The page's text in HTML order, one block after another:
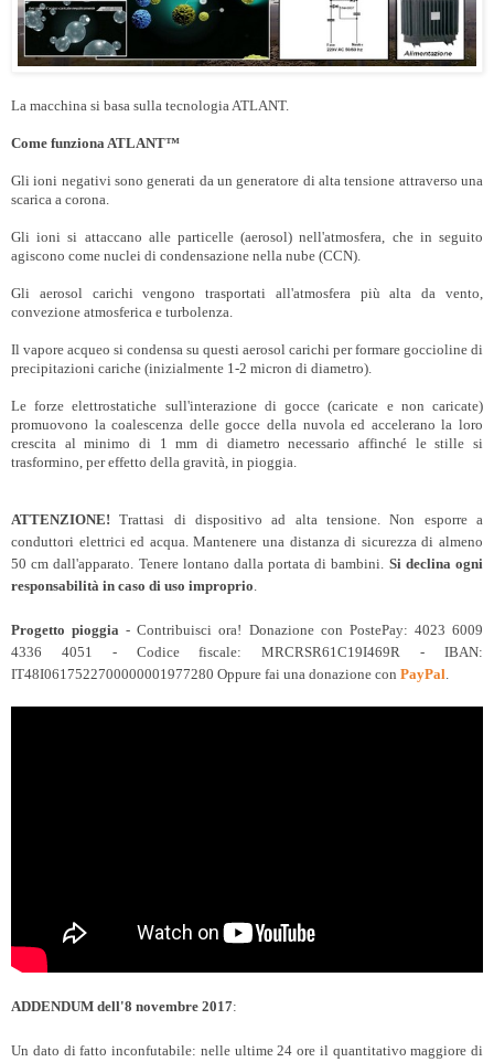
La macchina si basa sulla tecnologia ATLANT.
Come funziona ATLANT™
Gli ioni negativi sono generati da un generatore di alta tensione attraverso una
scarica a corona.
Gli ioni si attaccano alle particelle (aerosol) nell'atmosfera, che in seguito
agiscono come nuclei di condensazione nella nube (CCN).
Gli aerosol carichi vengono trasportati all'atmosfera più alta da vento,
convezione atmosferica e turbolenza.
Il vapore acqueo si condensa su questi aerosol carichi per formare goccioline di
precipitazioni cariche (inizialmente 1-2 micron di diametro).
Le forze elettrostatiche sull'interazione di gocce (caricate e non caricate)
promuovono la coalescenza delle gocce della nuvola ed accelerano la loro
crescita al minimo di 1 mm di diametro necessario affinché le stille si
trasformino, per effetto della gravità, in pioggia.
ATTENZIONE! Trattasi di dispositivo ad alta tensione. Non esporre a
conduttori elettrici ed acqua. Mantenere una distanza di sicurezza di almeno
50 cm dall'apparato. Tenere lontano dalla portata di bambini. Si declina ogni
responsabilità in caso di uso improprio.
Progetto pioggia - Contribuisci ora! Donazione con PostePay: 4023 6009
4336 4051 - Codice fiscale: MRCRSR61C19I469R - IBAN:
IT48I0617522700000001977280 Oppure fai una donazione con PayPal.
ADDENDUM dell'8 novembre 2017:
Un dato di fatto inconfutabile: nelle ultime 24 ore il quantitativo maggiore di